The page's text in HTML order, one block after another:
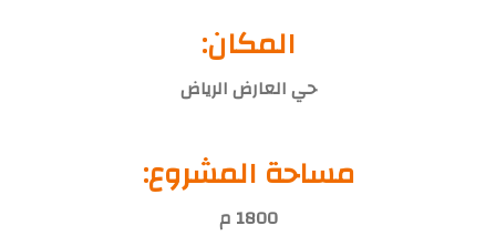
المكان:
حي العارض الرياض
مساحة المشروع:
1800 م